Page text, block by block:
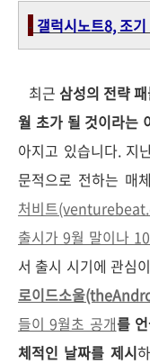
- 갤럭시노트8, 조
최근 삼성의 전략
월 초가 될 것이라는
아지고 있습니다. 지
문적으로 전하는 매
처비트
출시가 9월 말이나
서 출시 시기에 관심
로이드소울
들이 9월초 공개를
체적인 날짜를 제시